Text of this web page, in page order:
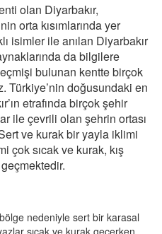
olan Diyarbakır,
orta kısımlarında yer
isimler ile anılan Diyarbakır
da bilgilere
bulunan kentte birçok
Türkiye’nin doğusundaki en
etrafında birçok şehir
ile çevrili olan şehrin ortası
ve kurak bir yayla iklimi
çok sıcak ve kurak, kış
nedeniyle sert bir karasal